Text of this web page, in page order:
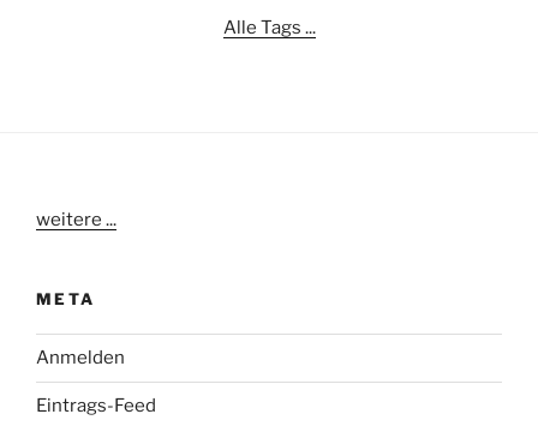
Alle Tags ...
weitere ...
META
Anmelden
Eintrags-Feed